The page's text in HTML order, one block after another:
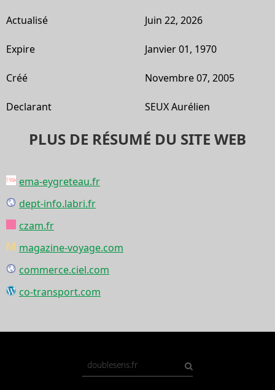
Actualisé Juin 22, 2026
Expire Janvier 01, 1970
Créé Novembre 07, 2005
Declarant SEUX Aurélien
PLUS DE RÉSUMÉ DU SITE WEB
ema-eygreteau.fr
dept-info.labri.fr
czam.fr
magazine-voyage.com
commerce.ciel.com
co-transport.com